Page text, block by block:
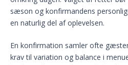
sæson og konfirmandens
en naturlig del af oplevelsen.
En konfirmation samler ofte
krav til variation og balance i